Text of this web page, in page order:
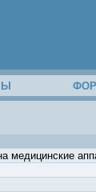
медицинские